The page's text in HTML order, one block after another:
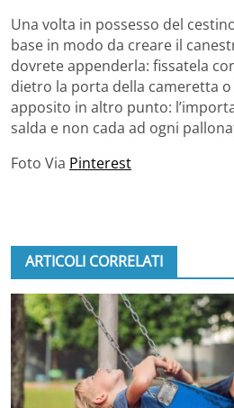
Una volta in possesso del
base in modo da creare il
dovrete appenderla: fissatela
dietro la porta della cameretta
apposito in altro punto:
salda e non cada ad ogni
Foto Via Pinterest
ARTICOLI CORRELATI